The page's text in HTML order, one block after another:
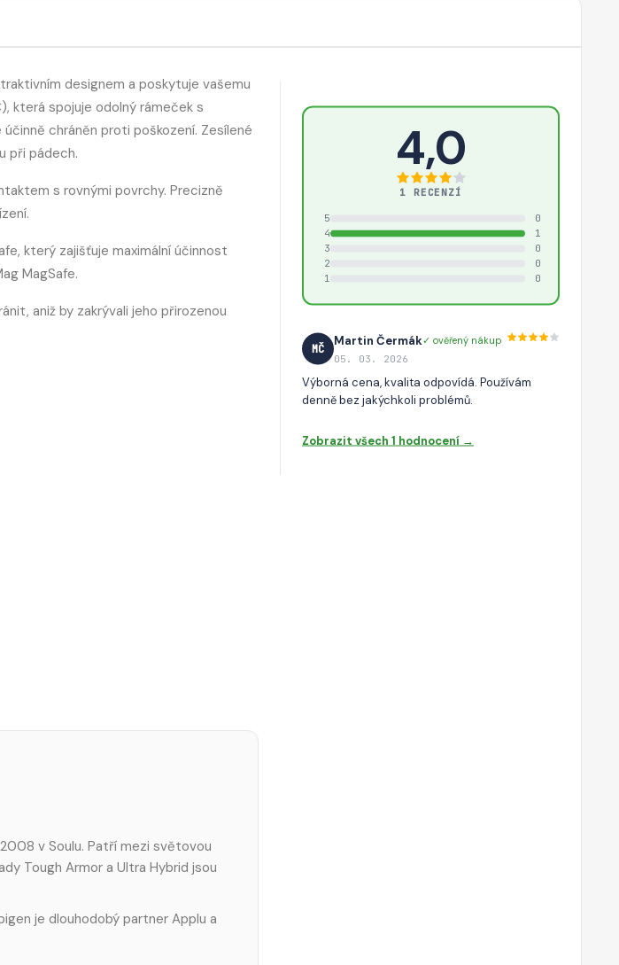
designem a poskytuje vašemu
která spojuje odolný rámeček s
chráněn proti poškození. Zesílené
při pádech.
s rovnými povrchy. Precizně
který zajišťuje maximální účinnost
MagSafe.
aniž by zakrývali jeho přirozenou
v Soulu. Patří mezi světovou
Tough Armor a Ultra Hybrid jsou
je dlouhodobý partner Applu a
4,0
1 RECENZÍ
5
0
4
1
3
0
2
0
1
0
MČ
Martin Čermák✓ ověřený nákup
05. 03. 2026
Výborná cena, kvalita odpovídá. Používám
denně bez jakýchkoli problémů.
Zobrazit všech 1 hodnocení →